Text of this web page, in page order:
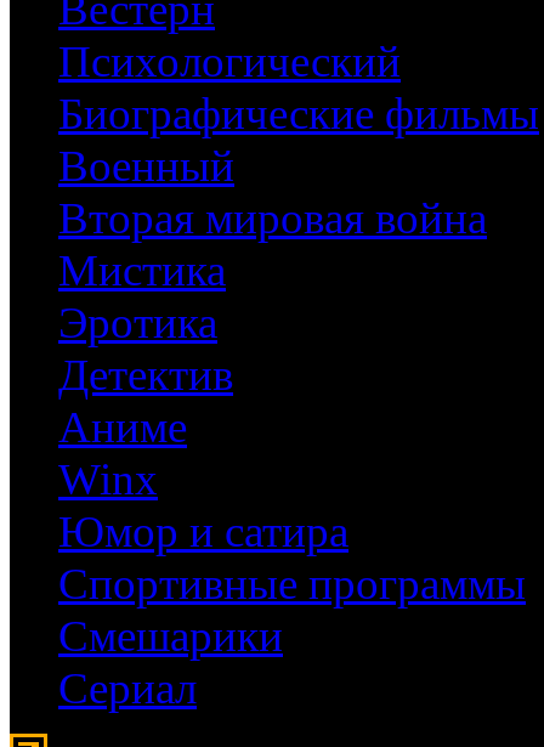
Психологический
Биографические фильмы
Военный
Вторая мировая война
Мистика
Эротика
Детектив
Аниме
Winx
Юмор и сатира
Спортивные программы
Смешарики
Сериал